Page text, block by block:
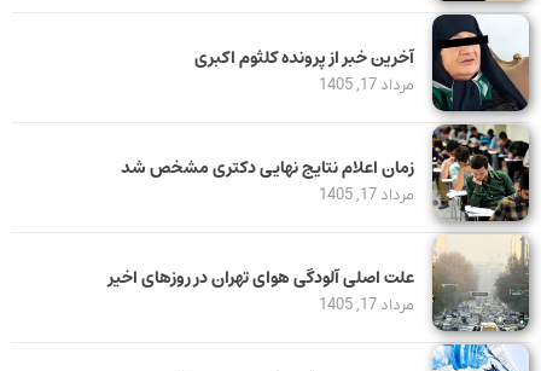
آخرین خبر از پرونده کلثوم اکبری
مرداد 17, 1405
زمان اعلام نتایج نهایی دکتری مشخص شد
مرداد 17, 1405
علت اصلی آلودگی هوای تهران در روزهای اخیر
مرداد 17, 1405